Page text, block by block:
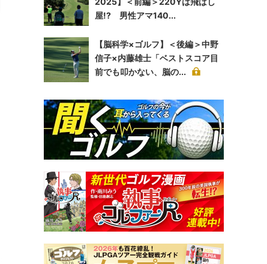
屋!? 男性アマ140...
【脳科学×ゴルフ】＜後編＞中野
信子×内藤雄士「ベストスコア目
前でも叩かない、脳の...